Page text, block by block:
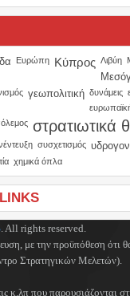
Ευρώπη Κύπρος Λιβύη
γεωπολιτική δυνάμεις
στρατιωτικά
συσχετισμός
χημικά όπλα
. All rights reserved.
με την προϋπόθεση ότι
Στρατηγικών Μελετών).
κ.λπ που παρουσιάζονται